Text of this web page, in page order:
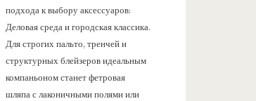
подхода к выбору аксессуаров:
Деловая среда и городская классика.
Для строгих пальто, тренчей и
структурных блейзеров идеальным
компаньоном станет фетровая
шляпа с лаконичными полями или